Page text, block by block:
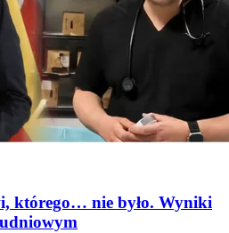
którego… nie było. Wyniki